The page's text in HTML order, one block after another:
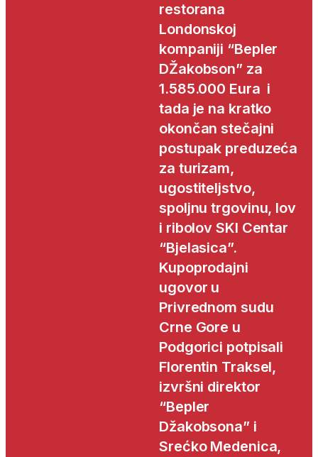
restorana
Londonskoj
kompaniji “Bepler
DŽakobson” za
1.585.000 Eura i
tada je na kratko
okončan stečajni
postupak preduzeća
za turizam,
ugostiteljstvo,
spoljnu trgovinu, lov
i ribolov SKI Centar
“Bjelasica”.
Kupoprodajni
ugovor u
Privrednom sudu
Crne Gore u
Podgorici potpisali
Florentin Traksel,
izvršni direktor
“Bepler
Džakobsona” i
Srećko Medenica,